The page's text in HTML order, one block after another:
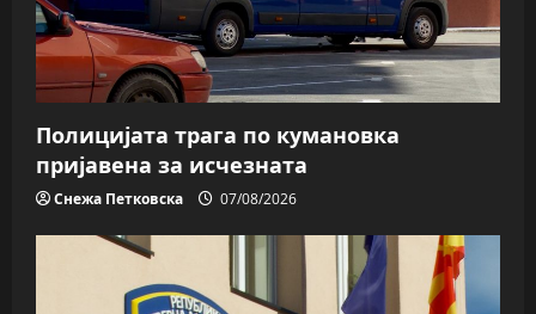
Полицијата трага пo кумановка
пријавена за исчезната
Снежа Петковска 07/08/2026